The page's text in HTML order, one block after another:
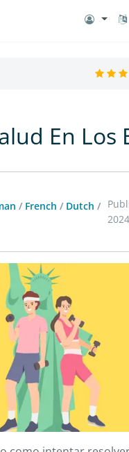
En Los
/ French / Dutch /
2024